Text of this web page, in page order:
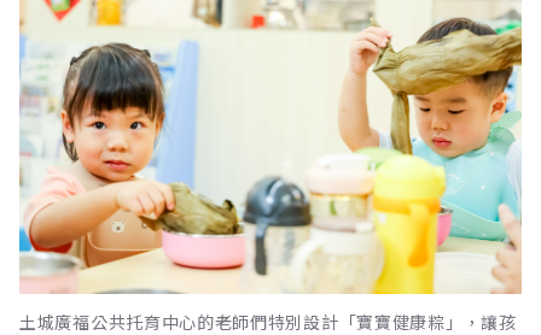
土城廣福公共托育中心的老師們特別設計「寶寶健康粽」，讓孩